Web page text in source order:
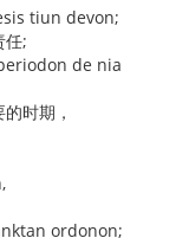
tiun devon;
任;
de nia
时期，
ordonon;